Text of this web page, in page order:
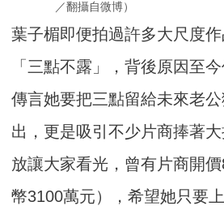
／翻攝自微博）
葉子楣即便拍過許多大尺度
「三點不露」，背後原因至
傳言她要把三點留給未來老
出，更是吸引不少片商捧著
放讓大家看光，曾有片商開
幣3100萬元），希望她只要